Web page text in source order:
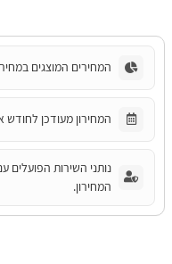
המחירים המוצגים
המחירון מעודכן לחודש
נותני השירות הפועלים
המחירון.